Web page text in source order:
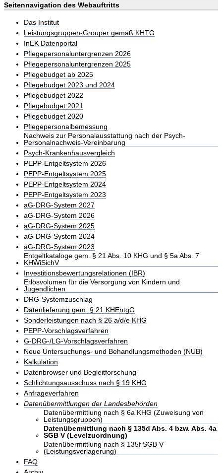
Seitennavigation des Webauftritts
Das Institut
Leistungsgruppen-Grouper gemäß KHTG
InEK Datenportal
Pflegepersonaluntergrenzen 2026
Pflegepersonaluntergrenzen 2025
Pflegebudget ab 2025
Pflegebudget 2023 und 2024
Pflegebudget 2022
Pflegebudget 2021
Pflegebudget 2020
Pflegepersonalbemessung
Nachweis zur Personalausstattung nach der Psych-
Personalnachweis-Vereinbarung
Psych-Krankenhausvergleich
PEPP-Entgeltsystem 2026
PEPP-Entgeltsystem 2025
PEPP-Entgeltsystem 2024
PEPP-Entgeltsystem 2023
aG-DRG-System 2027
aG-DRG-System 2026
aG-DRG-System 2025
aG-DRG-System 2024
aG-DRG-System 2023
Entgeltkataloge gem. § 21 Abs. 10 KHG und § 5a Abs. 7
KHWiSichV
Investitionsbewertungsrelationen (IBR)
Erlösvolumen für die Versorgung von Kindern und
Jugendlichen
DRG-Systemzuschlag
Datenlieferung gem. § 21 KHEntgG
Sonderleistungen nach § 26 a/d/e KHG
PEPP-Vorschlagsverfahren
G-DRG-/LG-Vorschlagsverfahren
Neue Untersuchungs- und Behandlungsmethoden (NUB)
Kalkulation
Datenbrowser und Begleitforschung
Schlichtungsausschuss nach § 19 KHG
Anfrageverfahren
Datenübermittlungen der Landesbehörden
Datenübermittlung nach § 6a KHG (Zuweisung von
Leistungsgruppen)
Datenübermittlung nach § 135d Abs. 4 bzw. Abs. 4a
SGB V (Levelzuordnung)
Datenübermittlung nach § 135f SGB V
(Leistungsverlagerung)
FAQ